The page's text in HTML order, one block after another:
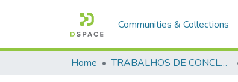
Communities & Collections
Home TRABALHOS DE CONCLUSÃO DE CURSO - CEGESP (CURSO DE ESPECIALIZAÇÃO EM GERENCIAMENTO EM SEGURANÇA PÚBLICA)